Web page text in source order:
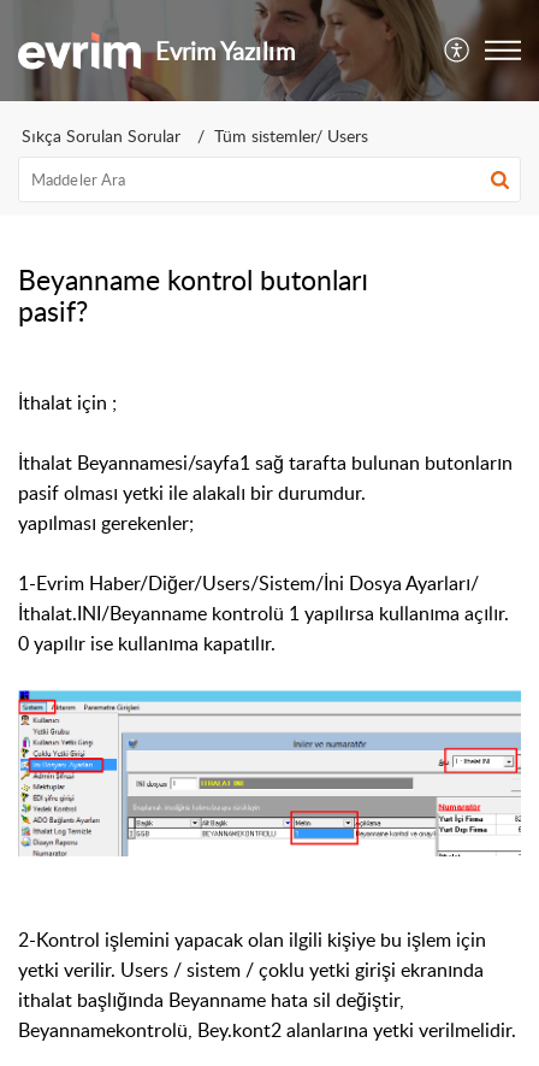
Evrim Yazılım
Sıkça Sorulan Sorular Tüm sistemler/ Users
Beyanname kontrol butonları
pasif?
İthalat için ;
İthalat Beyannamesi/sayfa1 sağ tarafta bulunan butonların
pasif olması yetki ile alakalı bir durumdur.
yapılması gerekenler;
1-Evrim Haber/Diğer/Users/Sistem/İni Dosya Ayarları/
İthalat.INI/Beyanname kontrolü 1 yapılırsa kullanıma açılır.
0 yapılır ise kullanıma kapatılır.
2-Kontrol işlemini yapacak olan ilgili kişiye bu işlem için
yetki verilir. Users / sistem / çoklu yetki girişi ekranında
ithalat başlığında Beyanname hata sil değiştir,
Beyannamekontrolü, Bey.kont2 alanlarına yetki verilmelidir.